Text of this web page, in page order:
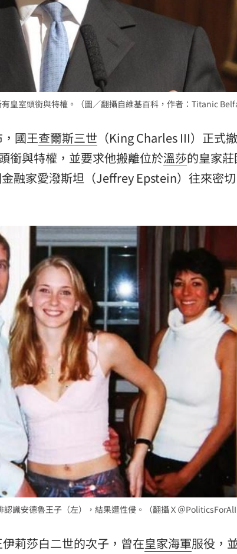
形 12:00
氣 12:00
！ 10:30
潮 10:00
皇室頭銜與特權。（圖／翻攝自維基百科，作者：Titanic
國王查爾斯三世 （King Charles III）正式
銜與特權，並要求他搬離位於溫莎的皇家
融家愛潑斯坦（Jeffrey Epstein）往來密
識安德魯王子（左），結果遭性侵。（翻攝Ｘ＠PoliticsForAlI
莉莎白二世的次子，曾在皇家海軍服役，